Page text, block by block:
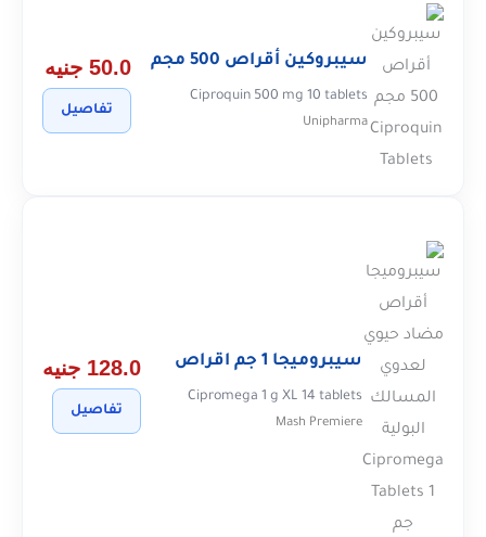
سيبروكين أقراص 500 مجم
Ciproquin 500 mg 10 tablets
Unipharma
50.0 جنيه
تفاصيل
سيبروميجا 1 جم اقراص
Cipromega 1 g XL 14 tablets
Mash Premiere
128.0 جنيه
تفاصيل